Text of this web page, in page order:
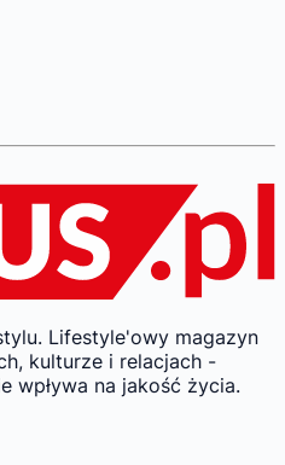
Lifestyle'owy magazyn
kulturze i relacjach -
wpływa na jakość życia.